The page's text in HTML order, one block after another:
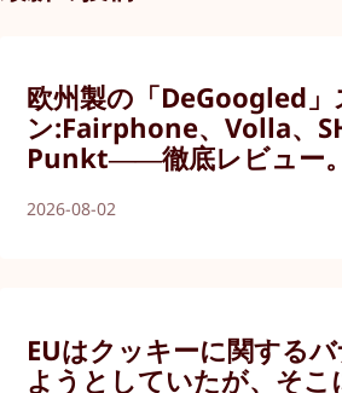
欧州製の「DeGoogled」
ン:Fairphone、Volla、
Punkt――徹底レビュー。
2026-08-02
EUはクッキーに関する
ようとしていたが、そ